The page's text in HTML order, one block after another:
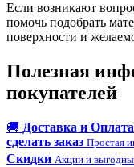
Если возникают
помочь подобрать
поверхности и
Полезная
покупателей
🚚 Доставка и Оплата
сделать заказ Простая
Скидки Акции и